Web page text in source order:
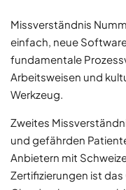
Missverständnis
einfach, neue
fundamentale
Arbeitsweisen und
Werkzeug.
Zweites
und gefährden
Anbietern mit
Zertifizierungen ist das